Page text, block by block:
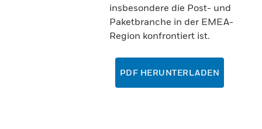
insbesondere die Post- und
Paketbranche in der EMEA-
Region konfrontiert ist.
PDF HERUNTERLADEN